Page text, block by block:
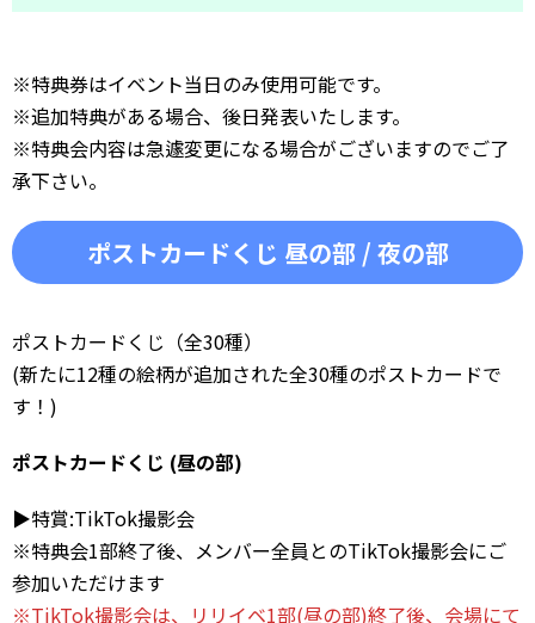
※特典券はイベント当日のみ使用可能です。
※追加特典がある場合、後日発表いたします。
※特典会内容は急遽変更になる場合がございますのでご了
承下さい。
ポストカードくじ 昼の部 / 夜の部
ポストカードくじ（全30種）
(新たに12種の絵柄が追加された全30種のポストカードで
す！)
ポストカードくじ (昼の部)
▶︎特賞:TikTok撮影会
※特典会1部終了後、メンバー全員とのTikTok撮影会にご
参加いただけます
※TikTok撮影会は、リリイベ1部(昼の部)終了後、会場にて